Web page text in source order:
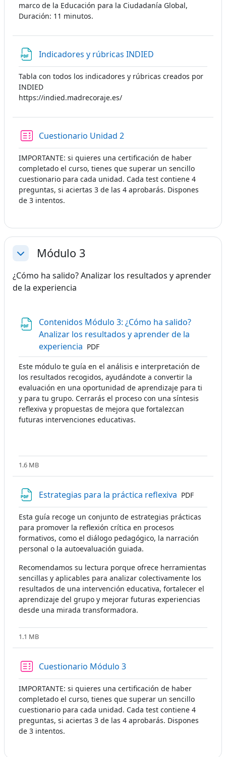
marco de la Educación para la Ciudadanía Global,
Duración: 11 minutos.
Indicadores y rúbricas INDIED
Tabla con todos los indicadores y rúbricas creados por
INDIED
https://indied.madrecoraje.es/
Cuestionario Unidad 2
IMPORTANTE: si quieres una certificación de haber
completado el curso, tienes que superar un sencillo
cuestionario para cada unidad. Cada test contiene 4
preguntas, si aciertas 3 de las 4 aprobarás. Dispones
de 3 intentos.
ColapsarMódulo 3
¿Cómo ha salido? Analizar los resultados y aprender
de la experiencia
Contenidos Módulo 3: ¿Cómo ha salido?
Analizar los resultados y aprender de la
experiencia Archivo
PDF
Este módulo te guía en el análisis e interpretación de
los resultados recogidos, ayudándote a convertir la
evaluación en una oportunidad de aprendizaje para ti
y para tu grupo. Cerrarás el proceso con una síntesis
reflexiva y propuestas de mejora que fortalezcan
futuras intervenciones educativas.
1.6 MB
Estrategias para la práctica reflexiva Archivo
PDF
Esta guía recoge un conjunto de estrategias prácticas
para promover la reflexión crítica en procesos
formativos, como el diálogo pedagógico, la narración
personal o la autoevaluación guiada.
Recomendamos su lectura porque ofrece herramientas
sencillas y aplicables para analizar colectivamente los
resultados de una intervención educativa, fortalecer el
aprendizaje del grupo y mejorar futuras experiencias
desde una mirada transformadora.
1.1 MB
Cuestionario Módulo 3
IMPORTANTE: si quieres una certificación de haber
completado el curso, tienes que superar un sencillo
cuestionario para cada unidad. Cada test contiene 4
preguntas, si aciertas 3 de las 4 aprobarás. Dispones
de 3 intentos.